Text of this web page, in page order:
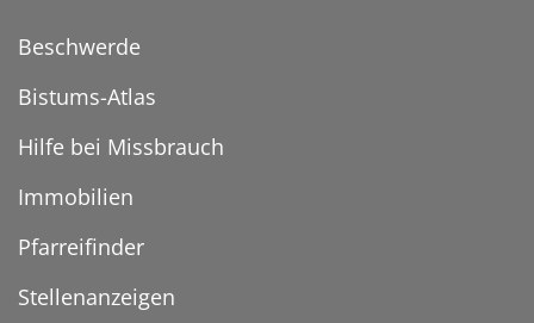
Beschwerde
Bistums-Atlas
Hilfe bei Missbrauch
Immobilien
Pfarreifinder
Stellenanzeigen